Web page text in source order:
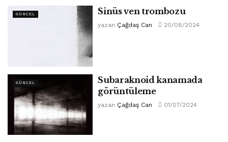
GÜNCEL Sinüs ven trombozu
yazan Çağdaş Can 20/08/2024
GÜNCEL
Subaraknoid kanamada
görüntüleme
yazan Çağdaş Can 01/07/2024